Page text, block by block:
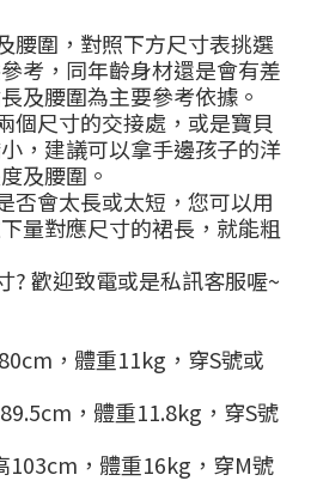
腰圍，對照下方尺寸表挑選
考，同年齡身材還是會有差
及腰圍為主要參考依據。
個尺寸的交接處，或是寶貝
，建議可以拿手邊孩子的洋
及腰圍。
否會太長或太短，您可以用
量對應尺寸的裙長，就能粗
?歡迎致電或是私訊客服喔~
80cm ，體重11kg ，穿S號或
89.5cm ，體重11.8kg ，穿S號
103cm ，體重16kg ，穿M號